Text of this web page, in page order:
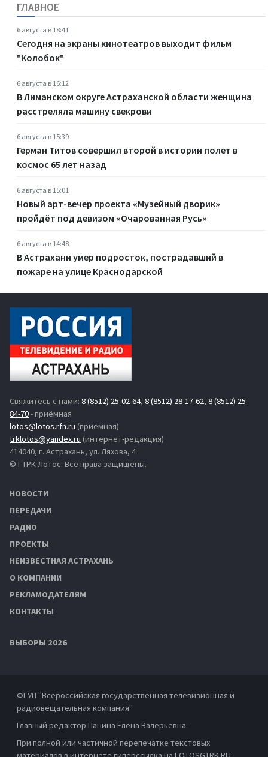
ГЛАВНОЕ
6 августа в 18:41
Сегодня на экраны кинотеатров выходит фильм
"Колобок"
6 августа в 16:12
В Лиманском округе Астраханской области женщина
расстреляла машину свекрови
6 августа в 15:39
Герман Титов совершил второй в истории полет в
космос 65 лет назад
6 августа в 15:01
Новый арт-вечер проекта «Музейный дворик»
пройдёт под девизом «Очарованная Русь»
6 августа в 14:48
В Астрахани умер подросток, пострадавший в
пожаре на улице Краснодарской
Свяжитесь с нами: 8 (8512) 25-02-64, 8 (8512) 28-17-62, 8 (8512) 25-
84-70- приёмная
lotos@lotos.rfn.ru (приёмная)
trklotos@yandex.ru (интернет-редакция)
414040, г. Астрахань, ул. Ляхова, 4
© ГТРК Лотос. Все права защищены.
НОВОСТИ
ПЕРЕДАЧИ
РАДИО
ПРОЕКТЫ
НЕИЗВЕСТНАЯ АСТРАХАНЬ
О КОМПАНИИ
РЕКЛАМОДАТЕЛЯМ
КОНТАКТЫ
ВЫБОРЫ 2026
ФГУП "Всероссийская государственная телевизионная и
радиовещательная компания"
Главный редактор Панина Елена Валерьевна.
При полной или частичной перепечатке текстовых